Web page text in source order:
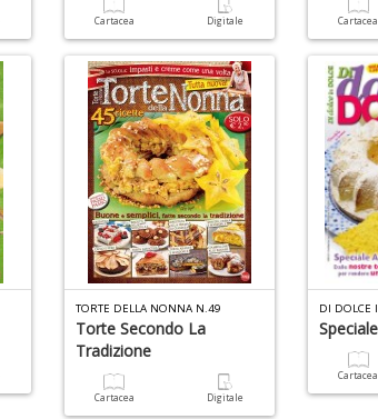
Cartacea Digitale Cartacea
TORTE DELLA NONNA N.49
Torte Secondo La
Tradizione
Cartacea Digitale
DI DOLCE
Cartacea